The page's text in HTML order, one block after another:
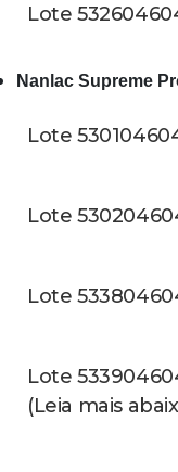
Lote
Nanlac Supreme
Lote
Lote
Lote
Lote
(Leia mais